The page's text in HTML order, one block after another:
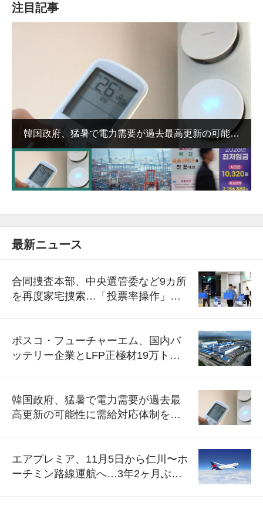
注目記事
韓国政府、猛暑で電力需要が過去最高更新の可能性
に需給対応体制を点検
最新ニュース
合同捜査本部、中央選管委など9カ所
を再度家宅捜索…「投票率操作」の
ポスコ・フューチャーエム、国内バ
ッテリー企業とLFP正極材19万トン
韓国政府、猛暑で電力需要が過去最
高更新の可能性に需給対応体制を点
エアプレミア、11月5日から仁川〜ホ
ーチミン路線運航へ…3年2ヶ月ぶり